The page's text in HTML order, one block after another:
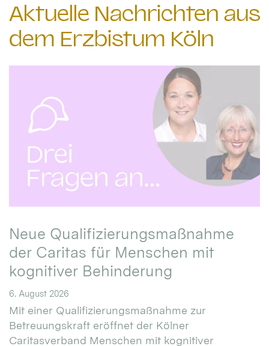
Aktuelle Nachrichten aus
dem Erzbistum Köln
Neue Qualifizierungsmaßnahme
der Caritas für Menschen mit
kognitiver Behinderung
6. August 2026
Mit einer Qualifizierungsmaßnahme zur
Betreuungskraft eröffnet der Kölner
Caritasverband Menschen mit kognitiver